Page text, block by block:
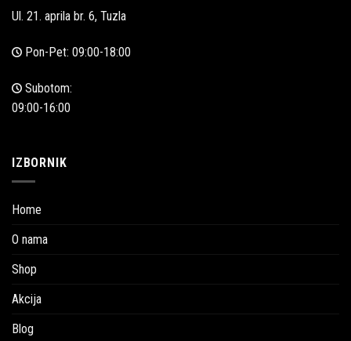
Ul. 21. aprila br. 6, Tuzla
Pon-Pet: 09:00-18:00
Subotom:
09:00-16:00
IZBORNIK
Home
O nama
Shop
Akcija
Blog